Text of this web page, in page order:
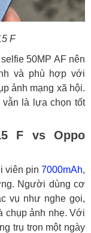
F
50MP AF nên
và phù hợp với
ảnh mạng xã hội.
vẫn là lựa chọn tốt
F vs Oppo
viên pin 7000mAh,
Người dùng cơ
vụ như nghe gọi,
chụp ảnh nhẹ. Với
trụ trọn một ngày